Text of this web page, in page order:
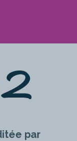
par